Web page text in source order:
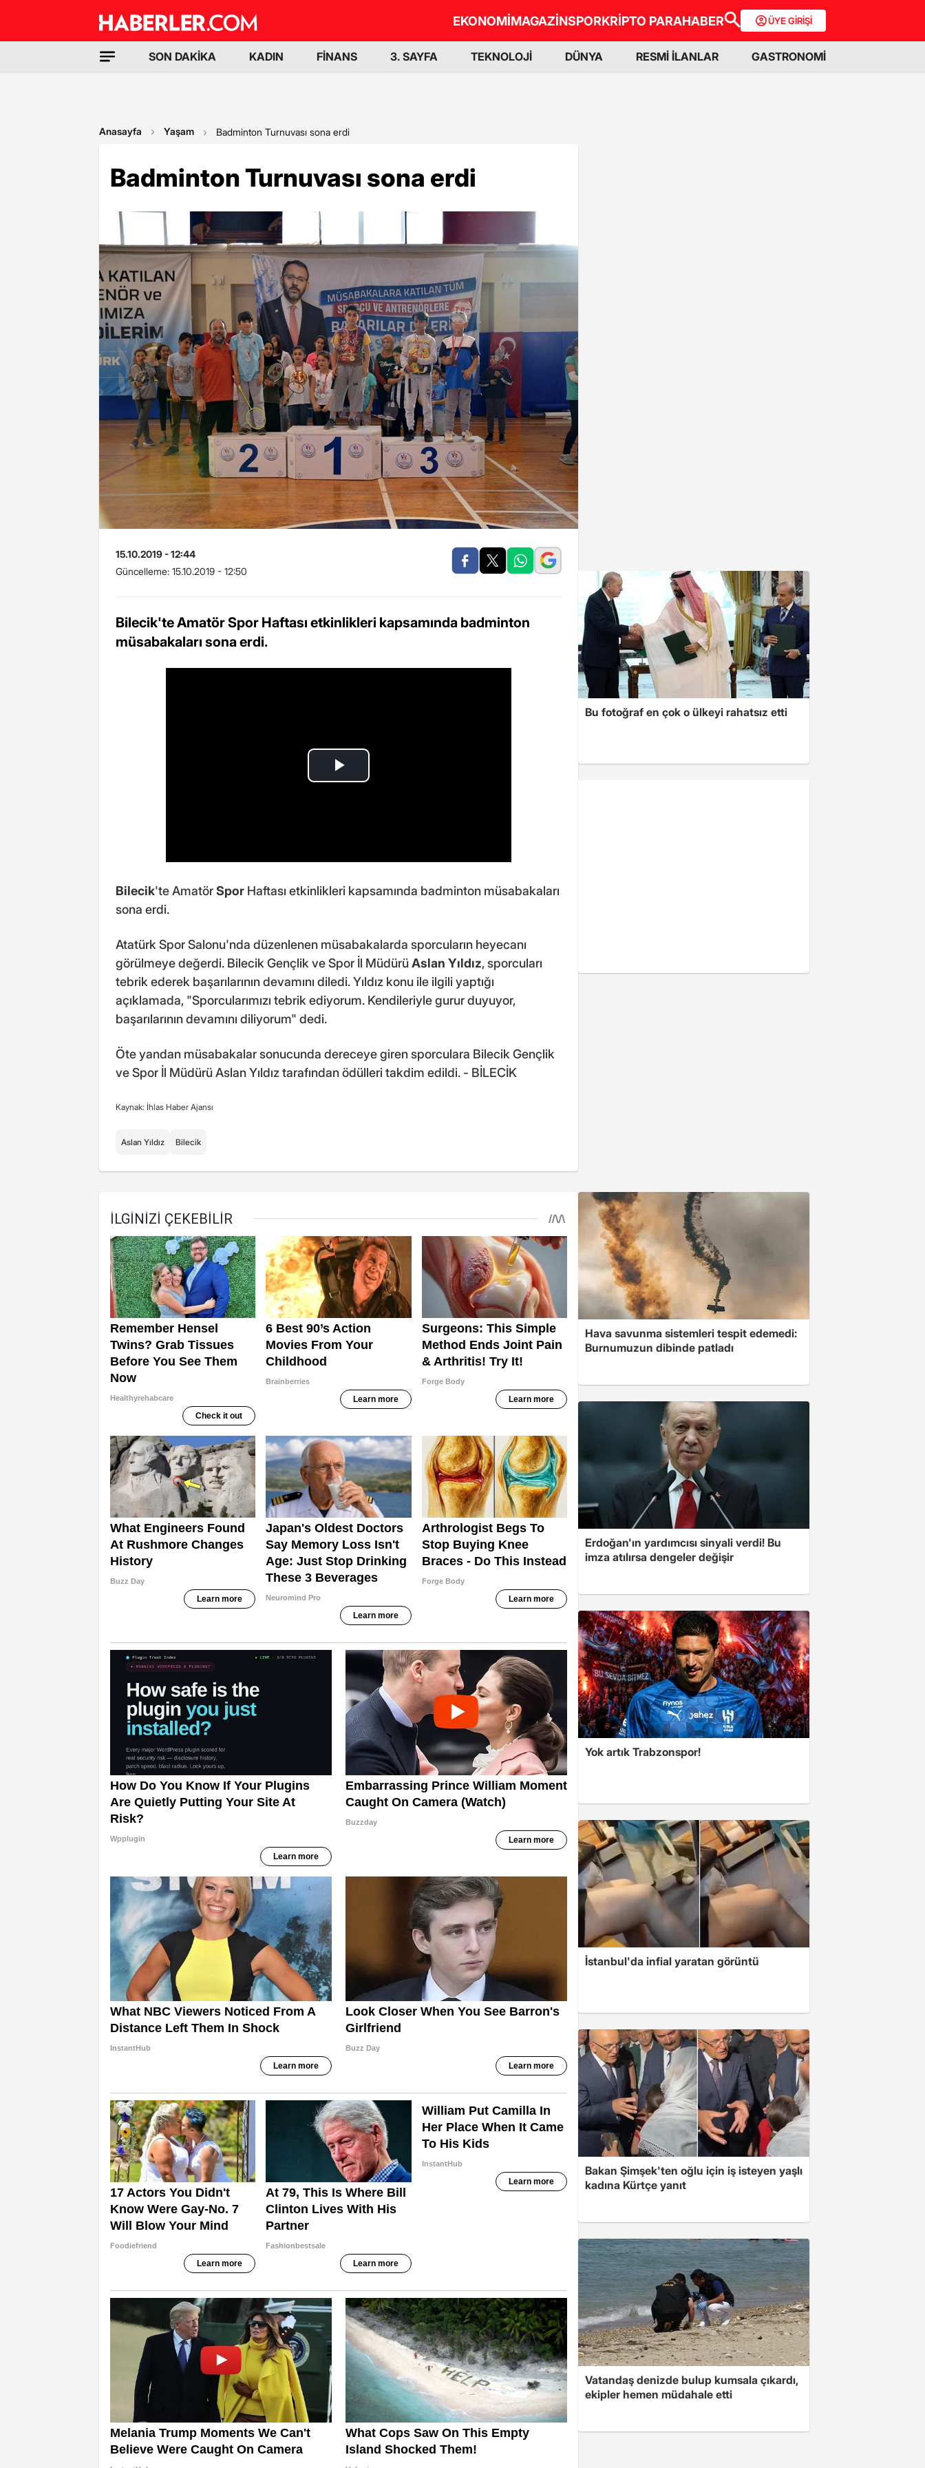
EKONOMİMAGAZİNSPORKRİPTO PARAHABER ÜYE GİRİŞİ
SON DAKİKA KADIN FİNANS 3. SAYFA TEKNOLOJİ DÜNYA RESMİ İLANLAR GASTRONOMİ
Anasayfa Yaşam Badminton Turnuvası sona erdi
Badminton Turnuvası sona erdi
15.10.2019 - 12:44
Güncelleme: 15.10.2019 - 12:50
Bilecik'te Amatör Spor Haftası etkinlikleri kapsamında badminton
müsabakaları sona erdi.
Bilecik'te AmatörSpor Haftası etkinlikleri kapsamında badminton müsabakaları
sona erdi.
Atatürk Spor Salonu'nda düzenlenen müsabakalarda sporcuların heyecanı
görülmeye değerdi. Bilecik Gençlik ve Spor İl MüdürüAslan Yıldız, sporcuları
tebrik ederek başarılarının devamını diledi. Yıldız konu ile ilgili yaptığı
açıklamada, "Sporcularımızı tebrik ediyorum. Kendileriyle gurur duyuyor,
başarılarının devamını diliyorum" dedi.
Öte yandan müsabakalar sonucunda dereceye giren sporculara Bilecik Gençlik
ve Spor İl Müdürü Aslan Yıldız tarafından ödülleri takdim edildi. - BİLECİK
Kaynak: İhlas Haber Ajansı
Aslan Yıldız Bilecik
Bu fotoğraf en çok o ülkeyi rahatsız etti
Hava savunma sistemleri tespit edemedi:
Burnumuzun dibinde patladı
Erdoğan'ın yardımcısı sinyali verdi! Bu
imza atılırsa dengeler değişir
Yok artık Trabzonspor!
İstanbul'da infial yaratan görüntü
Bakan Şimşek'ten oğlu için iş isteyen yaşlı
kadına Kürtçe yanıt
Vatandaş denizde bulup kumsala çıkardı,
ekipler hemen müdahale etti